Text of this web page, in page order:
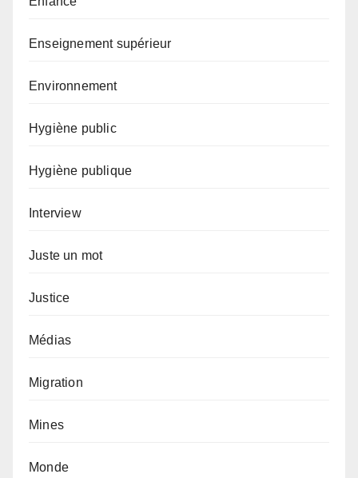
Enseignement supérieur
Environnement
Hygiène public
Hygiène publique
Interview
Juste un mot
Justice
Médias
Migration
Mines
Monde